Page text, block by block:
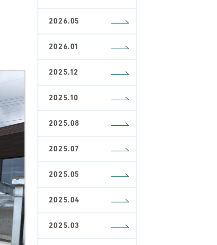
2026.05
2026.01
2025.12
2025.10
2025.08
2025.07
2025.05
2025.04
2025.03